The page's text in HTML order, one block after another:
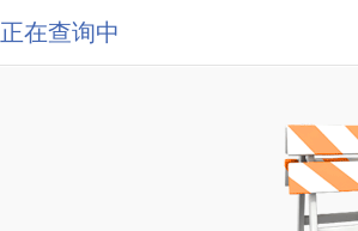
正在查询中